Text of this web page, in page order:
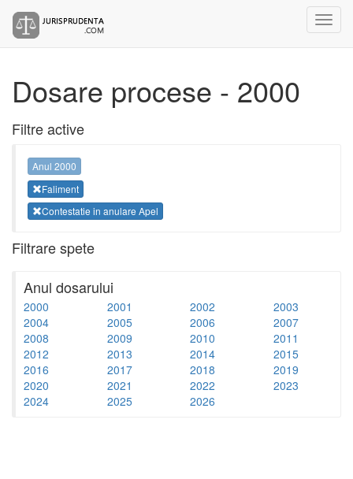
Dosare procese - 2000
Filtre active
Anul 2000
Faliment
Contestatie in anulare Apel
Filtrare spete
Anul dosarului
2000 2001 2002
2003
2004
2005 2006
2007
2008
2009 2010
2011
2012
2013 2014
2015
2016
2017 2018
2019
2020
2021 2022
2023
2024
2025 2026